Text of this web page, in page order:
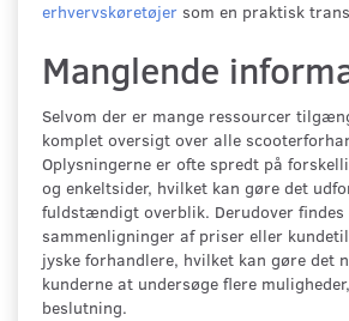
erhvervskøretøjer som en praktisk
Manglende
Selvom der er mange ressourcer
komplet oversigt over alle
Oplysningerne er ofte spredt på
og enkeltsider, hvilket kan gøre det
fuldstændigt overblik. Derudover findes
sammenligninger af priser eller
jyske forhandlere, hvilket kan gøre det
kunderne at undersøge flere
beslutning.